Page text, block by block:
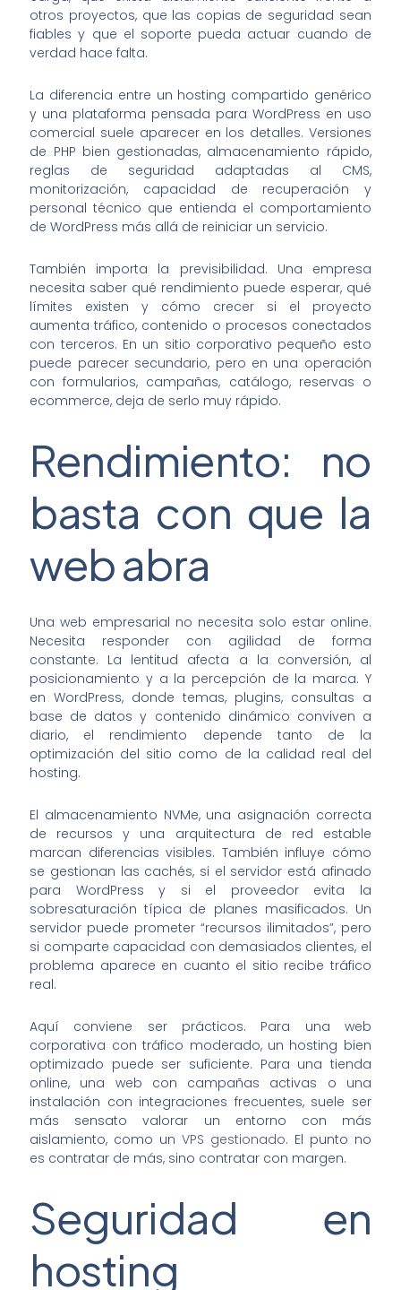
otros proyectos, que las copias de seguridad sean
fiables y que el soporte pueda actuar cuando de
verdad hace falta.
La diferencia entre un hosting compartido genérico
y una plataforma pensada para WordPress en uso
comercial suele aparecer en los detalles. Versiones
de PHP bien gestionadas, almacenamiento rápido,
reglas de seguridad adaptadas al CMS,
monitorización, capacidad de recuperación y
personal técnico que entienda el comportamiento
de WordPress más allá de reiniciar un servicio.
También importa la previsibilidad. Una empresa
necesita saber qué rendimiento puede esperar, qué
límites existen y cómo crecer si el proyecto
aumenta tráfico, contenido o procesos conectados
con terceros. En un sitio corporativo pequeño esto
puede parecer secundario, pero en una operación
con formularios, campañas, catálogo, reservas o
ecommerce, deja de serlo muy rápido.
Rendimiento: no
basta con que la
web abra
Una web empresarial no necesita solo estar online.
Necesita responder con agilidad de forma
constante. La lentitud afecta a la conversión, al
posicionamiento y a la percepción de la marca. Y
en WordPress, donde temas, plugins, consultas a
base de datos y contenido dinámico conviven a
diario, el rendimiento depende tanto de la
optimización del sitio como de la calidad real del
hosting.
El almacenamiento NVMe, una asignación correcta
de recursos y una arquitectura de red estable
marcan diferencias visibles. También influye cómo
se gestionan las cachés, si el servidor está afinado
para WordPress y si el proveedor evita la
sobresaturación típica de planes masificados. Un
servidor puede prometer “recursos ilimitados”, pero
si comparte capacidad con demasiados clientes, el
problema aparece en cuanto el sitio recibe tráfico
real.
Aquí conviene ser prácticos. Para una web
corporativa con tráfico moderado, un hosting bien
optimizado puede ser suficiente. Para una tienda
online, una web con campañas activas o una
instalación con integraciones frecuentes, suele ser
más sensato valorar un entorno con más
aislamiento, como unVPS gestionado. El punto no
es contratar de más, sino contratar con margen.
Seguridad en
hosting